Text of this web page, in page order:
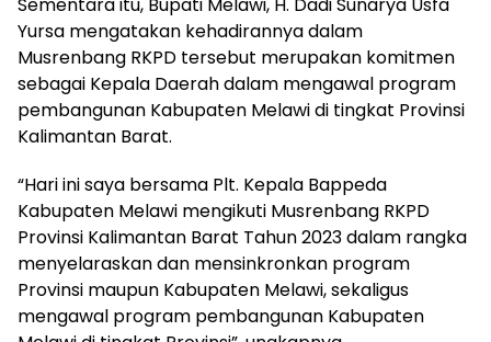
Yursa mengatakan kehadirannya dalam
Musrenbang RKPD tersebut merupakan komitmen
sebagai Kepala Daerah dalam mengawal program
pembangunan Kabupaten Melawi di tingkat Provinsi
Kalimantan Barat.
“Hari ini saya bersama Plt. Kepala Bappeda
Kabupaten Melawi mengikuti Musrenbang RKPD
Provinsi Kalimantan Barat Tahun 2023 dalam rangka
menyelaraskan dan mensinkronkan program
Provinsi maupun Kabupaten Melawi, sekaligus
mengawal program pembangunan Kabupaten